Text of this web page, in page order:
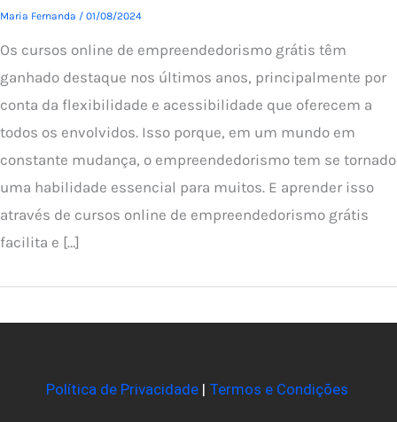
Maria Fernanda / 01/08/2024
Os cursos online de empreendedorismo grátis têm
ganhado destaque nos últimos anos, principalmente por
conta da flexibilidade e acessibilidade que oferecem a
todos os envolvidos. Isso porque, em um mundo em
constante mudança, o empreendedorismo tem se tornado
uma habilidade essencial para muitos. E aprender isso
através de cursos online de empreendedorismo grátis
facilita e […]
Política de Privacidade| Termos e Condições